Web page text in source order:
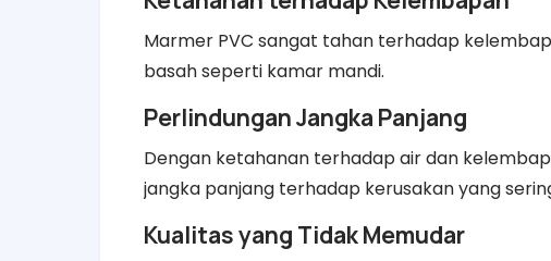
Marmer PVC sangat tahan terhadap
basah seperti kamar mandi.
Perlindungan Jangka Panjang
Dengan ketahanan terhadap air dan
jangka panjang terhadap kerusakan yang
Kualitas yang Tidak Memudar